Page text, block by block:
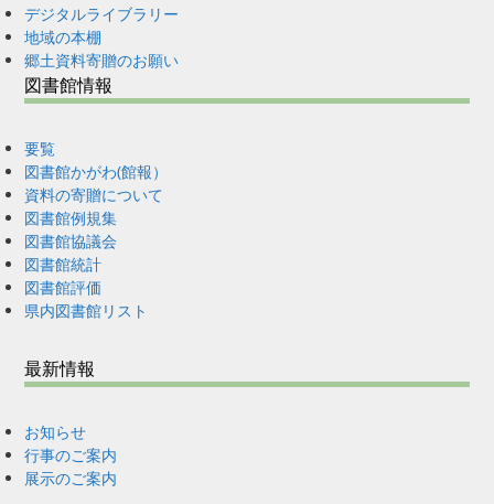
デジタルライブラリー
地域の本棚
郷土資料寄贈のお願い
図書館情報
要覧
図書館かがわ(館報）
資料の寄贈について
図書館例規集
図書館協議会
図書館統計
図書館評価
県内図書館リスト
最新情報
お知らせ
行事のご案内
展示のご案内